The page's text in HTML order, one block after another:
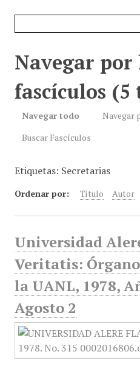
Navegar por
fascículos
Navegar todo
Navegar
Buscar Fascículos
Etiquetas: Secretarias
Ordenar por: Título Autor
Universidad
Veritatis:
la UANL, 1978,
Agosto 2